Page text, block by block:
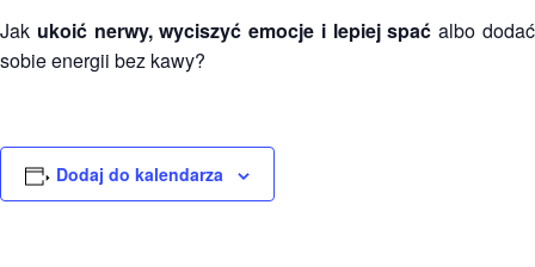
Jak ukoić nerwy, wyciszyć emocje i lepiej spać albo dodać
sobie energii bez kawy?
Dodaj do kalendarza